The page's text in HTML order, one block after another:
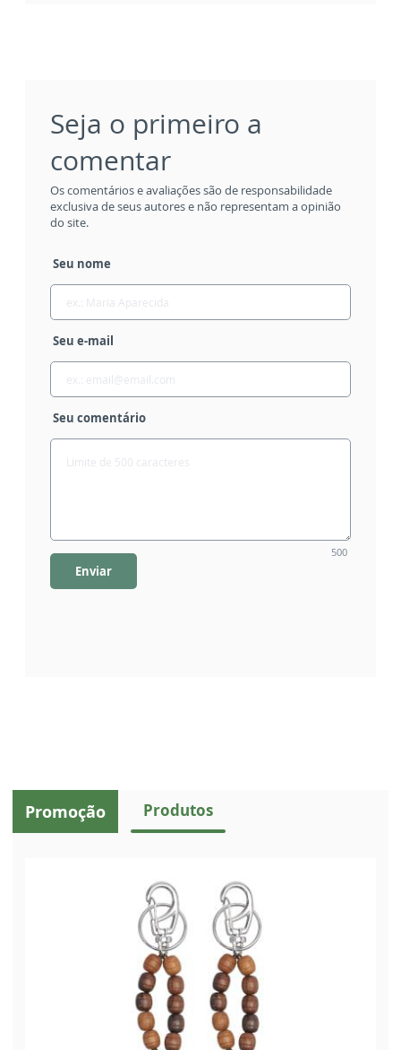
Seja o primeiro a
comentar
Os comentários e avaliações são de responsabilidade
exclusiva de seus autores e não representam a opinião
do site.
Seu nome
Seu e-mail
Seu comentário
500
Enviar
Promoção Produtos